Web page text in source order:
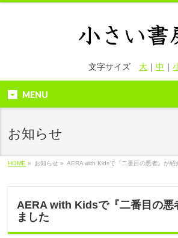
文字サイズ 大｜ 中 ｜
MENU
お知らせ
HOME » お知らせ » AERA with Kidsで『二番目の悪者』が紹
AERA with Kidsで『二番目の悪
ました